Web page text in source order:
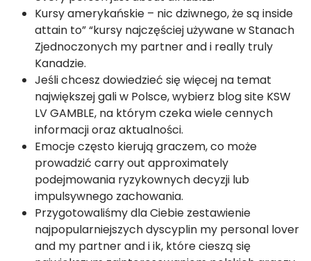
Kursy amerykańskie – nic dziwnego, że są inside
attain to” “kursy najczęściej używane w Stanach
Zjednoczonych my partner and i really truly
Kanadzie.
Jeśli chcesz dowiedzieć się więcej na temat
największej gali w Polsce, wybierz blog site KSW
LV GAMBLE, na którym czeka wiele cennych
informacji oraz aktualności.
Emocje często kierują graczem, co może
prowadzić carry out approximately
podejmowania ryzykownych decyzji lub
impulsywnego zachowania.
Przygotowaliśmy dla Ciebie zestawienie
najpopularniejszych dyscyplin my personal lover
and my partner and i ik, które cieszą się